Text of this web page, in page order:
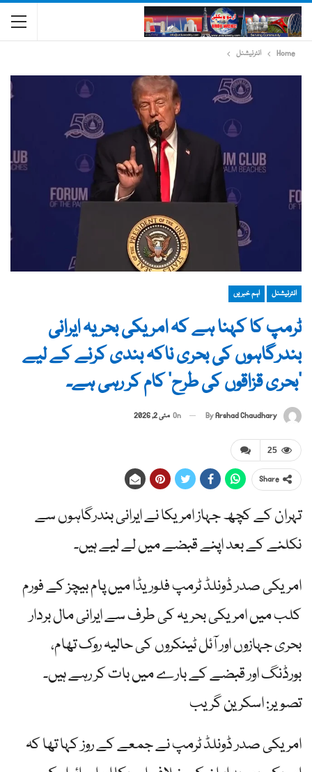
Home انٹرنیشنل
انٹرنیشنل اہم خبریں
ٹرمپ کا کہنا ہے کہ امریکی بحریہ ایرانی
بندرگاہوں کی بحری ناکہ بندی کرنے کے لیے
‘بحری قزاقوں کی طرح’ کام کر رہی ہے۔
ByArshad Chaudhary
On مئی 2, 2026
25
Share
تہران کے کچھ جہاز امریکا نے ایرانی بندرگاہوں سے
نکلنے کے بعد اپنے قبضے میں لے لیے ہیں۔
امریکی صدر ڈونلڈ ٹرمپ فلوریڈا میں پام بیچز کے فورم
کلب میں امریکی بحریہ کی طرف سے ایرانی مال بردار
بحری جہازوں اور آئل ٹینکروں کی حالیہ روک تھام،
بورڈنگ اور قبضے کے بارے میں بات کر رہے ہیں۔
تصویر: اسکرین گریب
امریکی صدر ڈونلڈ ٹرمپ نے جمعے کے روز کہا تھا کہ